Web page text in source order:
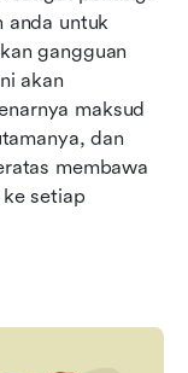
anda untuk
gangguan
akan
maksud
dan
membawa
setiap